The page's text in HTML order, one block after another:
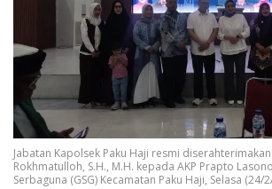
Jabatan Kapolsek Paku Haji resmi
Rokhmatulloh, S.H., M.H. kepada AKP Prapto
Serbaguna (GSG) Kecamatan Paku Haji, Selasa (24/